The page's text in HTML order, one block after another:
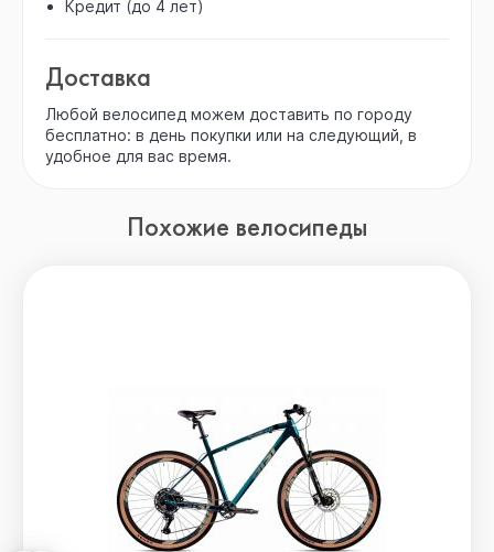
Кредит (до 4 лет)
Доставка
Любой велосипед можем доставить по городу
бесплатно: в день покупки или на следующий, в
удобное для вас время.
Похожие велосипеды